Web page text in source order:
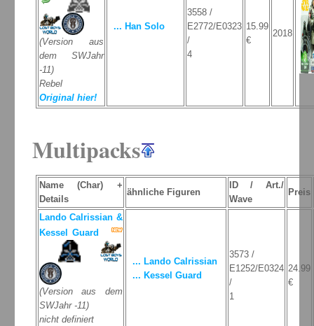
(Version aus
dem SWJahr
-11)
Rebel
Original hier!
... Han Solo
3558 /
E2772/E0323
/
4
15.99
€
2018
Multipacks
Name (Char) +
Details
ähnliche Figuren
ID / Art./
Wave
Preis
Lando Calrissian &
Kessel Guard
(Version aus dem
SWJahr -11)
nicht definiert
... Lando Calrissian
... Kessel Guard
3573 /
E1252/E0324
/
1
24.99
€